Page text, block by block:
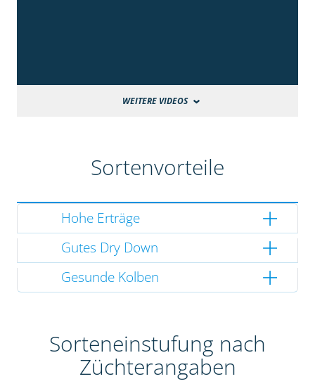
WEITERE VIDEOS
Sortenvorteile
Hohe Erträge
Gutes Dry Down
Gesunde Kolben
Sorteneinstufung nach
Züchterangaben